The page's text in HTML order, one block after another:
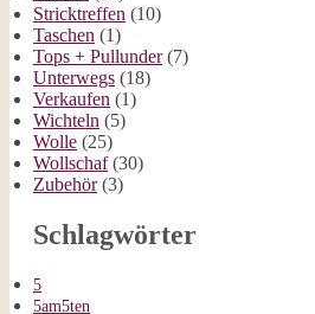
Stricktreffen (10)
Taschen (1)
Tops + Pullunder(7)
Unterwegs (18)
Verkaufen (1)
Wichteln (5)
Wolle (25)
Wollschaf(30)
Zubehör(3)
Schlagwörter
5
5am5ten